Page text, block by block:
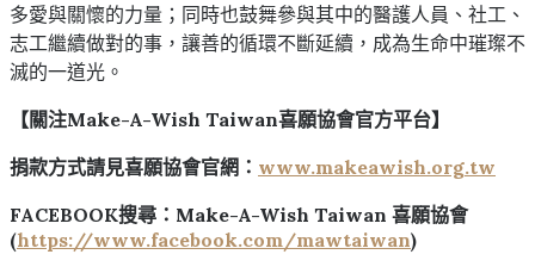
多愛與關懷的力量；同時也鼓舞參與其中的醫護人員、社工、
志工繼續做對的事，讓善的循環不斷延續，成為生命中璀璨不
滅的一道光。
【關注Make-A-Wish Taiwan喜願協會官方平台】
捐款方式請見喜願協會官網： www.makeawish.org.tw
FACEBOOK搜尋： Make-A-Wish Taiwan 喜願協會
(https://www.facebook.com/mawtaiwan)